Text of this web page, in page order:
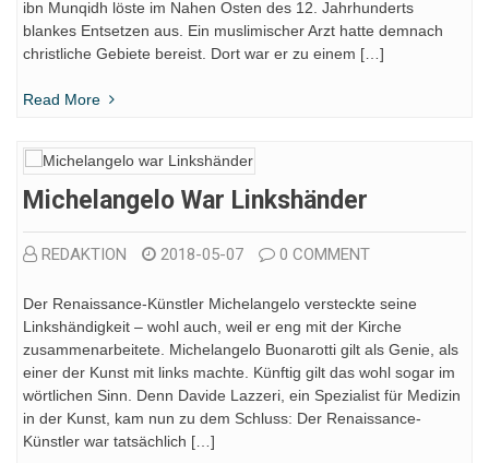
ibn Munqidh löste im Nahen Osten des 12. Jahrhunderts
blankes Entsetzen aus. Ein muslimischer Arzt hatte demnach
christliche Gebiete bereist. Dort war er zu einem […]
Read More
Michelangelo War Linkshänder
REDAKTION 2018-05-07 0 COMMENT
Der Renaissance-Künstler Michelangelo versteckte seine
Linkshändigkeit – wohl auch, weil er eng mit der Kirche
zusammenarbeitete. Michelangelo Buonarotti gilt als Genie, als
einer der Kunst mit links machte. Künftig gilt das wohl sogar im
wörtlichen Sinn. Denn Davide Lazzeri, ein Spezialist für Medizin
in der Kunst, kam nun zu dem Schluss: Der Renaissance-
Künstler war tatsächlich […]